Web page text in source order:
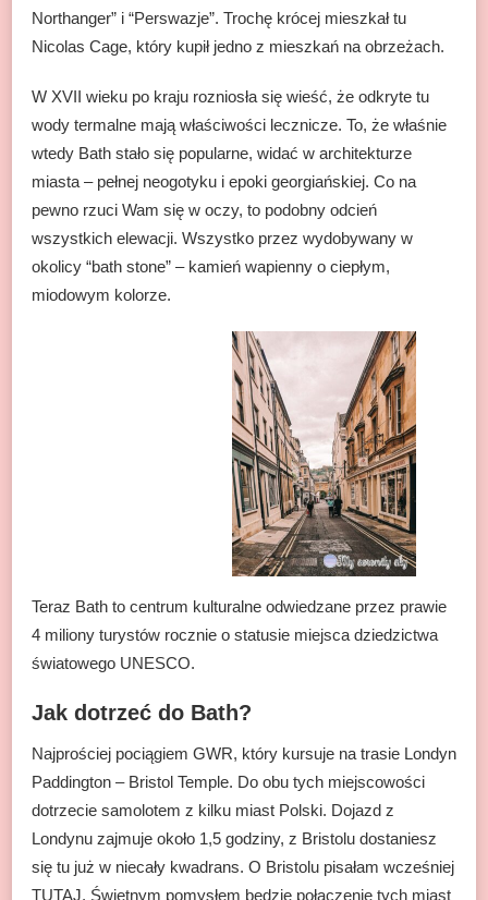
Northanger” i “Perswazje”. Trochę krócej mieszkał tu
Nicolas Cage, który kupił jedno z mieszkań na obrzeżach.
W XVII wieku po kraju rozniosła się wieść, że odkryte tu
wody termalne mają właściwości lecznicze. To, że właśnie
wtedy Bath stało się popularne, widać w architekturze
miasta – pełnej neogotyku i epoki georgiańskiej. Co na
pewno rzuci Wam się w oczy, to podobny odcień
wszystkich elewacji. Wszystko przez wydobywany w
okolicy “bath stone” – kamień wapienny o ciepłym,
miodowym kolorze.
Teraz Bath to centrum kulturalne odwiedzane przez prawie
4 miliony turystów rocznie o statusie miejsca dziedzictwa
światowego UNESCO.
Jak dotrzeć do Bath?
Najprościej pociągiem GWR, który kursuje na trasie Londyn
Paddington – Bristol Temple. Do obu tych miejscowości
dotrzecie samolotem z kilku miast Polski. Dojazd z
Londynu zajmuje około 1,5 godziny, z Bristolu dostaniesz
się tu już w niecały kwadrans. O Bristolu pisałam wcześniej
TUTAJ. Świetnym pomysłem będzie połączenie tych miast